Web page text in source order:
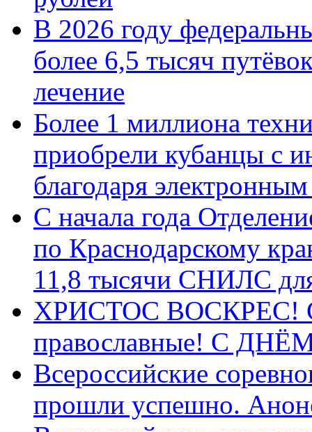
В 2026 году
более 6,5 тысяч
лечение
Более 1 миллиона
приобрели кубанцы с
благодаря
С начала года
по Краснодарскому
11,8 тысячи СНИЛС
ХРИСТОС ВОСКРЕС! С
православные! C
Всероссийские
прошли успешно.